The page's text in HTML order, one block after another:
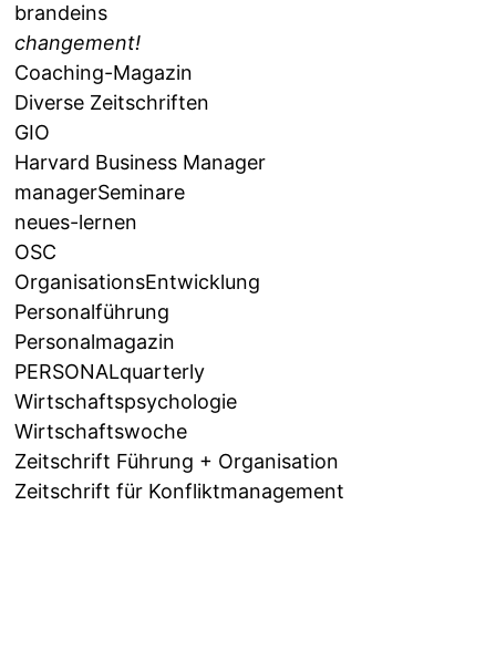
brandeins
changement!
Coaching-Magazin
Diverse Zeitschriften
GIO
Harvard Business Manager
managerSeminare
neues-lernen
OSC
OrganisationsEntwicklung
Personalführung
Personalmagazin
PERSONALquarterly
Wirtschaftspsychologie
Wirtschaftswoche
Zeitschrift Führung + Organisation
Zeitschrift für Konfliktmanagement